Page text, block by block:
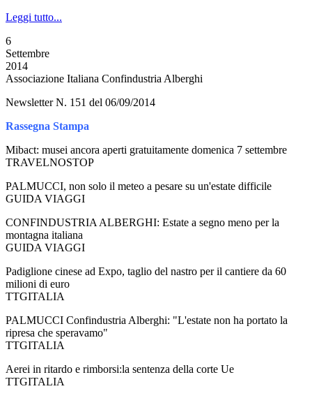
Leggi tutto...
6
Settembre
2014
Associazione Italiana Confindustria Alberghi
Newsletter N. 151 del 06/09/2014
Rassegna Stampa
Mibact: musei ancora aperti gratuitamente domenica 7 settembre
TRAVELNOSTOP
PALMUCCI, non solo il meteo a pesare su un'estate difficile
GUIDA VIAGGI
CONFINDUSTRIA ALBERGHI: Estate a segno meno per la
montagna italiana
GUIDA VIAGGI
Padiglione cinese ad Expo, taglio del nastro per il cantiere da 60
milioni di euro
TTGITALIA
PALMUCCI Confindustria Alberghi: "L'estate non ha portato la
ripresa che speravamo"
TTGITALIA
Aerei in ritardo e rimborsi:la sentenza della corte Ue
TTGITALIA